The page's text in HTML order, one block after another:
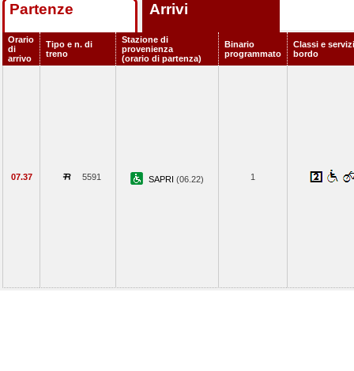
Partenze Arrivi
Orario
di
arrivo
Tipo e n. di
treno
Stazione di
provenienza
(orario di partenza)
Binario
programmato
Classi e
bordo
07.37 5591 SAPRI (06.22) 1